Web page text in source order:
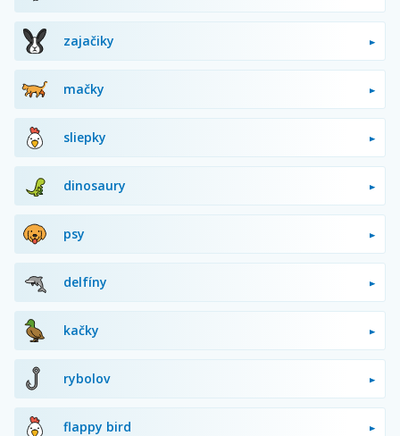
zajačiky
mačky
sliepky
dinosaury
psy
delfíny
kačky
rybolov
flappy bird